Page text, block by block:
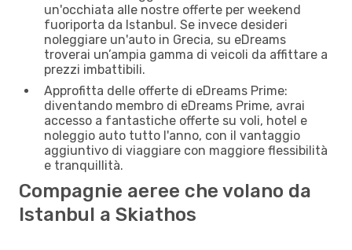
un'occhiata alle nostre offerte per weekend
fuoriporta da Istanbul. Se invece desideri
noleggiare un'auto in Grecia, su eDreams
troverai un’ampia gamma di veicoli da affittare a
prezzi imbattibili.
Approfitta delle offerte di eDreams Prime:
diventando membro di eDreams Prime, avrai
accesso a fantastiche offerte su voli, hotel e
noleggio auto tutto l'anno, con il vantaggio
aggiuntivo di viaggiare con maggiore flessibilità
e tranquillità.
Compagnie aeree che volano da
Istanbul a Skiathos